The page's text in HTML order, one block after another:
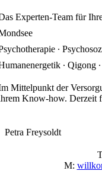
Experten-Team für
∙
∙ Qigong
Mittelpunkt der
Know-how. Derzeit
Petra Freysoldt
M: